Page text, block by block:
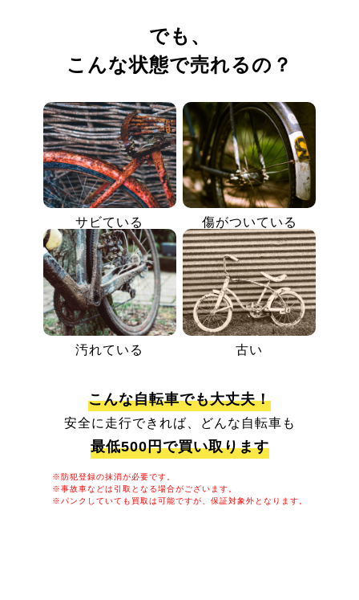
でも、
こんな状態で売れるの？
サビている 傷がついている
汚れている 古い
こんな自転車でも大丈夫！
安全に走行できれば、どんな自転車も
最低500円で買い取ります
※防犯登録の抹消が必要です。
※事故車などは引取となる場合がございます。
※パンクしていても買取は可能ですが、保証対象外となります。